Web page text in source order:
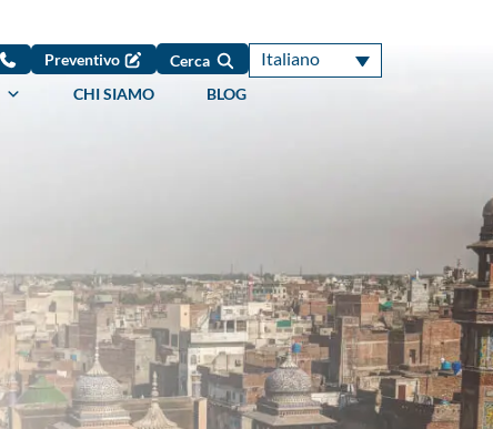
Preventivo Cerca Italiano
CHI SIAMO BLOG